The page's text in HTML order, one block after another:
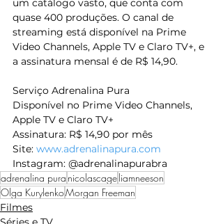
um catálogo vasto, que conta com
quase 400 produções. O canal de
streaming está disponível na Prime
Video Channels, Apple TV e Claro TV+, e
a assinatura mensal é de R$ 14,90.
Serviço Adrenalina Pura
Disponível no Prime Video Channels,
Apple TV e Claro TV+
Assinatura: R$ 14,90 por mês
Site: www.adrenalinapura.com
Instagram: @adrenalinapurabra
adrenalina pura nicolascage liamneeson
Olga KurylenkoMorgan Freeman
Filmes